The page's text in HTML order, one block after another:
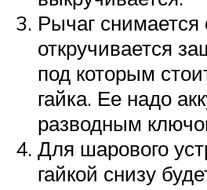
Рычаг снимается
откручивается
под которым
гайка. Ее надо
разводным
Для шарового
гайкой снизу